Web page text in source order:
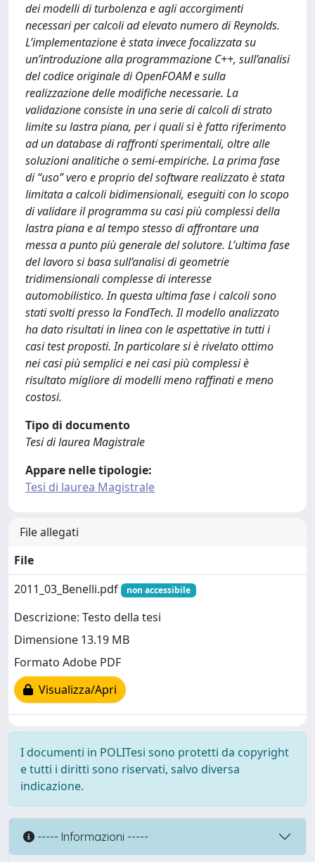
dei modelli di turbolenza e agli accorgimenti
necessari per calcoli ad elevato numero di Reynolds.
L’implementazione è stata invece focalizzata su
un’introduzione alla programmazione C++, sull’analisi
del codice originale di OpenFOAM e sulla
realizzazione delle modifiche necessarie. La
validazione consiste in una serie di calcoli di strato
limite su lastra piana, per i quali si è fatto riferimento
ad un database di raffronti sperimentali, oltre alle
soluzioni analitiche o semi-empiriche. La prima fase
di “uso” vero e proprio del software realizzato è stata
limitata a calcoli bidimensionali, eseguiti con lo scopo
di validare il programma su casi più complessi della
lastra piana e al tempo stesso di affrontare una
messa a punto più generale del solutore. L’ultima fase
del lavoro si basa sull’analisi di geometrie
tridimensionali complesse di interesse
automobilistico. In questa ultima fase i calcoli sono
stati svolti presso la FondTech. Il modello analizzato
ha dato risultati in linea con le aspettative in tutti i
casi test proposti. In particolare si è rivelato ottimo
nei casi più semplici e nei casi più complessi è
risultato migliore di modelli meno raffinati e meno
costosi.
Tipo di documento
Tesi di laurea Magistrale
Appare nelle tipologie:
Tesi di laurea Magistrale
File allegati
File
2011_03_Benelli.pdf
non accessibile
Descrizione: Testo della tesi
Dimensione 13.19 MB
Formato Adobe PDF
Visualizza/Apri
I documenti in POLITesi sono protetti da copyright
e tutti i diritti sono riservati, salvo diversa
indicazione.
----- Informazioni -----